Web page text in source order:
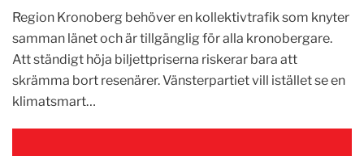
Region Kronoberg behöver en kollektivtrafik som knyter
samman länet och är tillgänglig för alla kronobergare.
Att ständigt höja biljettpriserna riskerar bara att
skrämma bort resenärer. Vänsterpartiet vill istället se en
klimatsmart…